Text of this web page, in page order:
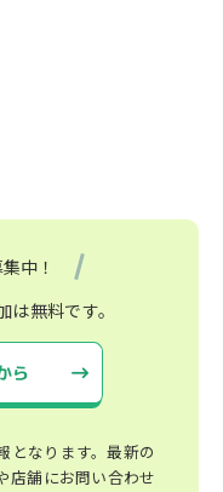
中！
無料です。
ら
となります。最新の
店舗にお問い合わせ